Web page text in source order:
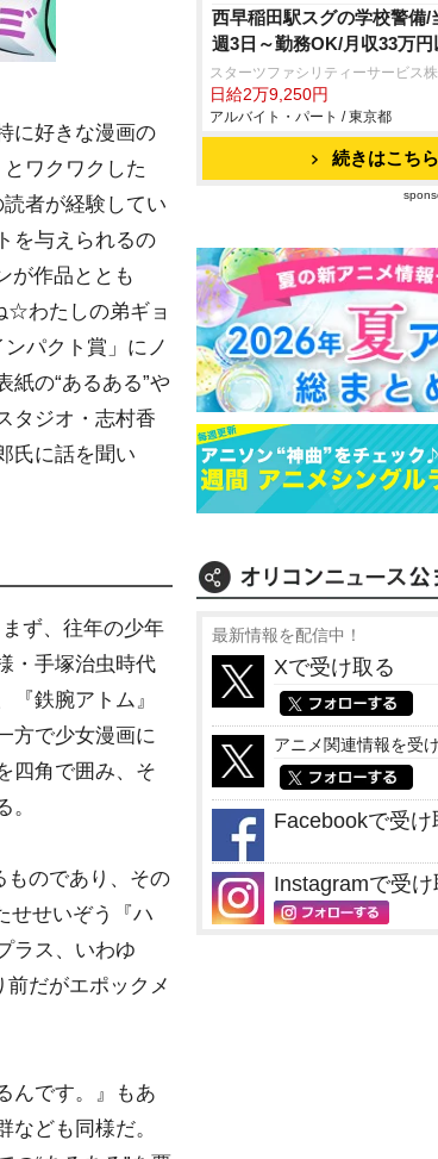
に好きな漫画の
ワクワクした
者が経験してい
を与えられるの
が作品ととも
☆わたしの弟ギョ
パクト賞」にノ
紙の“あるある”
タジオ・志村香
氏に話を聞い
ず、往年の少年
・手塚治虫時代
鉄腕アトム』
方で少女漫画に
四角で囲み、そ
ものであり、その
せせいぞう『ハ
ラス、いわゆ
前だがエポックメ
んです。』もあ
ども同様だ。
西早稲田駅スグの学校警備/
週3日～勤務OK/月収33万円
スターツファシリティーサービス
日給2万9,250円
アルバイト・パート / 東京都
続きはこちら
最新情報を配信中！
Xで受け取る
アニメ関連情報を受
Facebookで受け
Instagramで受け